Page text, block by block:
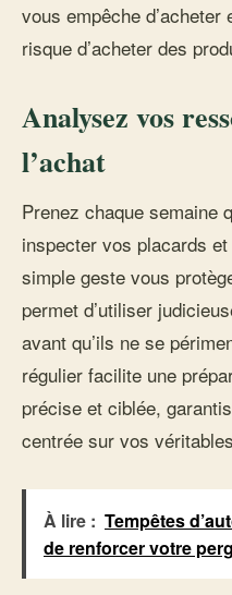
vous empêche
risque d’acheter des
Analysez vos
l’achat
Prenez chaque semaine
inspecter vos placards
simple geste vous
permet d’utiliser
avant qu’ils ne se
régulier facilite une
précise et ciblée,
centrée sur vos
À lire : Tempêtes
de renforcer votre